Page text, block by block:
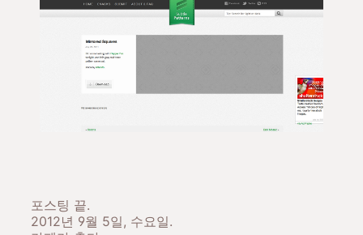
포스팅 끝.
2012년 9월 5일, 수요일.